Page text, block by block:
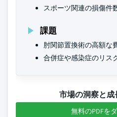
スポーツ関連の損傷件
課題
肘関節置換術の高額な
合併症や感染症のリス
市場の洞察と
無料のPDFを